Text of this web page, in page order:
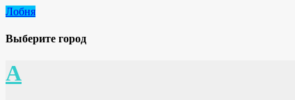
Лобня
Выберите город
А